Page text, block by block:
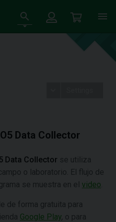
Data Collector
Data Collector se utiliza
o laboratorio. El flujo de
se muestra en el video
de forma gratuita para
Google Play, o para